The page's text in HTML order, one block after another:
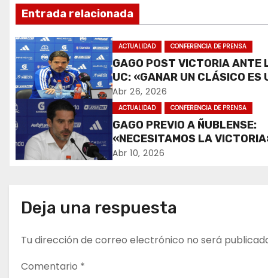
v
e
g
a
c
i
ó
d
e
e
Entrada relacionada
ACTUALIDAD CONFERENCIA DE PRENSA
GAGO POST VICTORIA ANTE
UC: «GANAR UN CLÁSICO ES
ALEGRÍA».
Abr 26, 2026
ACTUALIDAD CONFERENCIA DE PRENSA
GAGO PREVIO A ÑUBLENSE:
«NECESITAMOS LA
Abr 10, 2026
Deja una respuesta
Tu dirección de correo electrónico no será
Comentario *